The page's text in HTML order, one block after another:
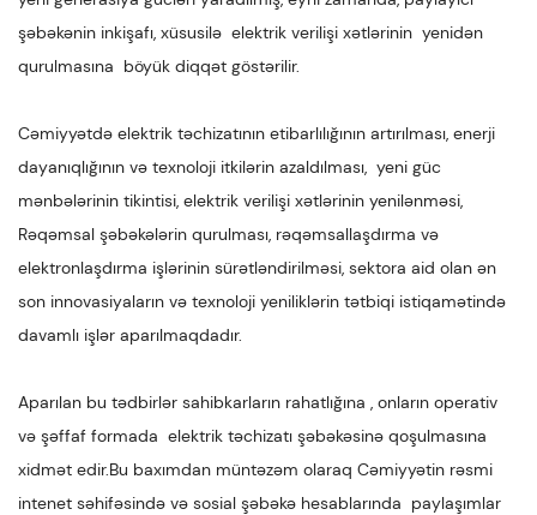
şəbəkənin inkişafı, xüsusilə elektrik verilişi xətlərinin yenidən
qurulmasına böyük diqqət göstərilir.
Cəmiyyətdə elektrik təchizatının etibarlılığının artırılması, enerji
dayanıqlığının və texnoloji itkilərin azaldılması, yeni güc
mənbələrinin tikintisi, elektrik verilişi xətlərinin yenilənməsi,
Rəqəmsal şəbəkələrin qurulması, rəqəmsallaşdırma və
elektronlaşdırma işlərinin sürətləndirilməsi, sektora aid olan ən
son innovasiyaların və texnoloji yeniliklərin tətbiqi istiqamətində
davamlı işlər aparılmaqdadır.
Aparılan bu tədbirlər sahibkarların rahatlığına , onların operativ
və şəffaf formada elektrik təchizatı şəbəkəsinə qoşulmasına
xidmət edir.Bu baxımdan müntəzəm olaraq Cəmiyyətin rəsmi
intenet səhifəsində və sosial şəbəkə hesablarında paylaşımlar